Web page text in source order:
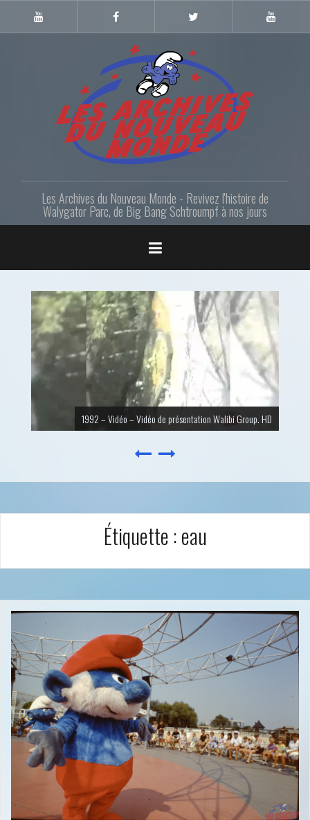
content
Youtube
Gazette
Facebook
Youtube
LANM
Les Archives du Nouveau Monde - Revivez l'histoire de
Walygator Parc, de Big Bang Schtroumpf à nos jours
1989 – Vidéo – Vidéo de présentation Big Bang Schtroumpf. HD
Étiquette :eau